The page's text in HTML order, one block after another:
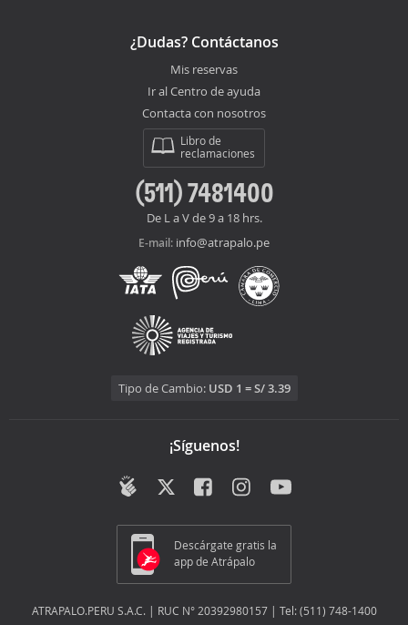
¿Dudas? Contáctanos
Mis reservas
Ir al Centro de ayuda
Contacta con nosotros
Libro de
reclamaciones
(511) 7481400
De L a V de 9 a 18 hrs.
E-mail: info@atrapalo.pe
Tipo de Cambio: USD 1 = S/ 3.39
¡Síguenos!
Descárgate gratis la
app de Atrápalo
ATRAPALO.PERU S.A.C. | RUC N° 20392980157 | Tel: (511) 748-1400